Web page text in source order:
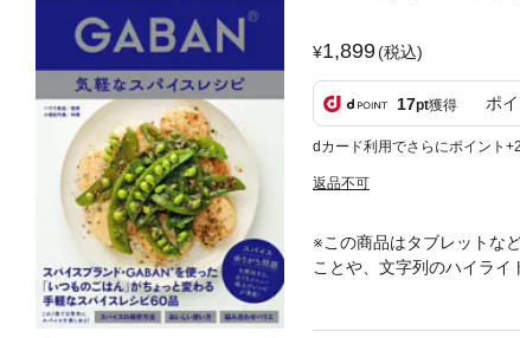
1,899(税込)
17pt獲得 ポ
dカード利用でさらにポイント
返品不可
※この商品はタブレットな
ことや、文字列のハイライ
初のレシピ本！「家で余